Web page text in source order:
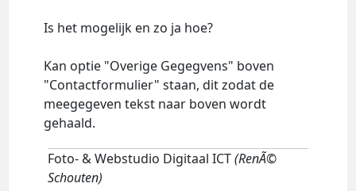
Is het mogelijk en zo ja hoe?
Kan optie "Overige Gegegvens" boven
"Contactformulier" staan, dit zodat de
meegegeven tekst naar boven wordt
gehaald.
Foto- & Webstudio Digitaal ICT(RenÃ©
Schouten)